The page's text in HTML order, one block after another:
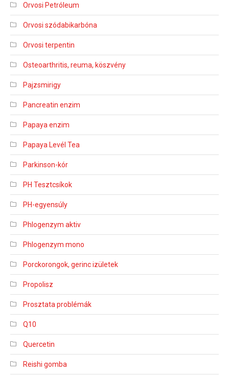
Orvosi Petróleum
Orvosi szódabikarbóna
Orvosi terpentin
Osteoarthritis, reuma, köszvény
Pajzsmirigy
Pancreatin enzim
Papaya enzim
Papaya Levél Tea
Parkinson-kór
PH Tesztcsíkok
PH-egyensúly
Phlogenzym aktiv
Phlogenzym mono
Porckorongok, gerinc izületek
Propolisz
Prosztata problémák
Q10
Quercetin
Reishi gomba